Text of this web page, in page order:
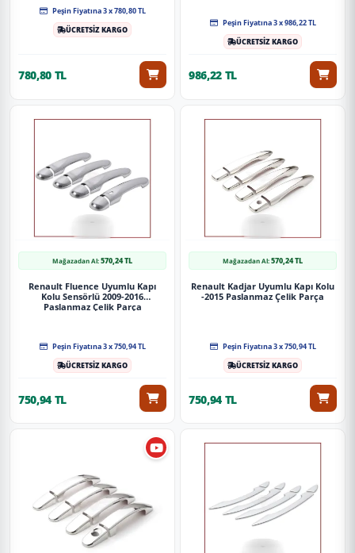
Peşin Fiyatına 3 x 780,80 TL
ÜCRETSİZ KARGO
780,80 TL
Peşin Fiyatına 3 x 986,22 TL
ÜCRETSİZ KARGO
986,22 TL
Mağazadan Al:570,24 TL
Renault Fluence Uyumlu Kapı
Kolu Sensörlü 2009-2016
Paslanmaz Çelik Parça
Peşin Fiyatına 3 x 750,94 TL
ÜCRETSİZ KARGO
750,94 TL
Mağazadan Al:570,24 TL
Renault Kadjar Uyumlu Kapı Kolu
-2015 Paslanmaz Çelik Parça
Peşin Fiyatına 3 x 750,94 TL
ÜCRETSİZ KARGO
750,94 TL